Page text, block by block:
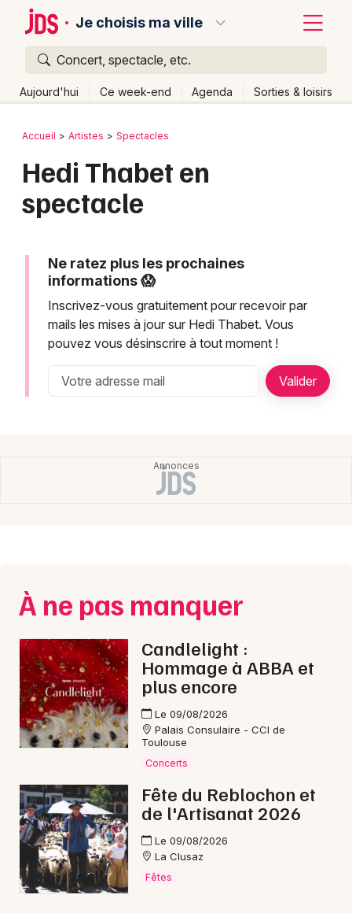
Je choisis ma ville
Concert, spectacle, etc.
Aujourd'hui Ce week-end Agenda Sorties & loisirs
Publier un événement
Activité & Expérience
Manifestations
Foires & salons
Spectacles
Sorties & loisirs
Newsletter des sorties
Artistes en tournée
Actualités
Magazine
Bordeaux
Colmar
Lyon
Mulhouse
Nantes
Retour
Accueil Artistes Spectacles
Hedi Thabet en
spectacle
Ne ratez plus les prochaines
informations 😱
Inscrivez-vous gratuitement pour recevoir par
mails les mises à jour sur Hedi Thabet. Vous
pouvez vous désinscrire à tout moment !
À ne pas manquer
Candlelight :
Hommage à ABBA et
plus encore
Le 09/08/2026
Palais Consulaire - CCI de
Toulouse
Concerts
Fête du Reblochon et
de l'Artisanat 2026
Le 09/08/2026
La Clusaz
Fêtes
Quoi ?
Où ?
Quand ?
Aujourd'hui
Demain